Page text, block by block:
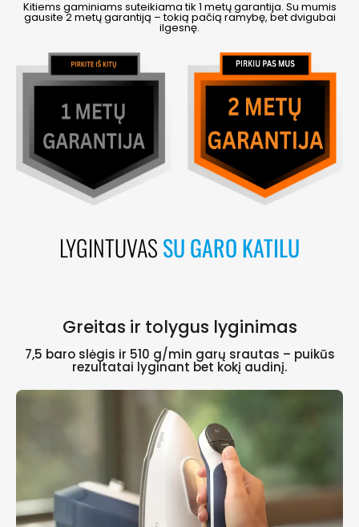
Kitiems gaminiams suteikiama tik 1 metų garantija. Su mumis
gausite 2 metų garantiją – tokią pačią ramybę, bet dvigubai
ilgesnę.
LYGINTUVASSU GARO KATILU
Greitas ir tolygus lyginimas
7,5 baro slėgis ir 510 g/min garų srautas – puikūs
rezultatai lyginant bet kokį audinį.